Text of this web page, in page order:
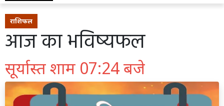
राशिफल
आज का भविष्यफल
सूर्यास्त शाम 07:24 बजे